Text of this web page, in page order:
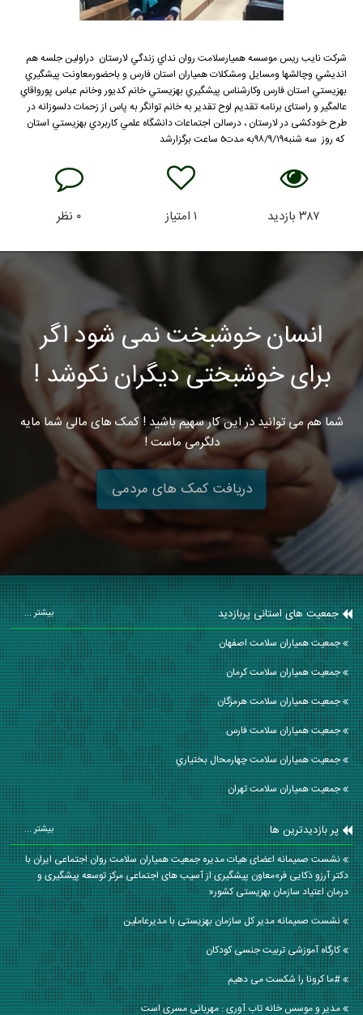
شركت نايب ريس موسسه هميارسلامت روان نداي زندگي لارستان دراولين جلسه هم
انديشي وچالشها ومسايل ومشكلات همياران استان فارس و باحضورمعاونت پيشگيري
بهزيستي استان فارس وكارشناس پيشگيري بهزيستي خانم كديور وخانم عباس پورواقاي
عالمگير و راستای برنامه تقدیم لوح تقدیر به خانم توانگر به پاس از زحمات دلسوزانه در
طرح خودکشی در لارستان ، درسالن اجتماعات دانشگاه علمي كاربردي بهزيستي استان
كه روز سه شنبه٩٨/٩/١٩به مدت٥ ساعت برگزارشد
۳۸۷بازدید ۱امتیاز ۰ نظر
انسان خوشبخت نمی شود اگر
برای خوشبختی دیگران نکوشد !
شما هم می توانید در این کار سهیم باشید ! کمک های مالی شما مایه
دلگرمی ماست !
دریافت کمک های مردمی
جمعیت های استانی پربازدید بیشتر ...
جمعیت همیاران سلامت اصفهان
جمعیت همیاران سلامت كرمان
جمعیت همیاران سلامت هرمزگان
جمعیت همیاران سلامت فارس
جمعیت همیاران سلامت چهارمحال بختياري
جمعیت همیاران سلامت تهران
پر بازدیدترین ها بیشتر ...
نشست صمیمانه اعضای هیات مدیره جمعیت همیاران سلامت روان اجتماعی ایران با
دکتر آرزو ذکایی فر»معاون پیشگیری از آسیب های اجتماعی مرکز توسعه پیشگیری و
درمان اعتیاد سازمان بهزیستی کشور«
نشست صمیمانه مدیر کل سازمان بهزیستی با مدیرعاملین
کارگاه آموزشی تربیت جنسی کودکان
#ما کرونا را شکست می دهیم
مدیر و موسس خانه تاب آوری : مهربانی مسری است